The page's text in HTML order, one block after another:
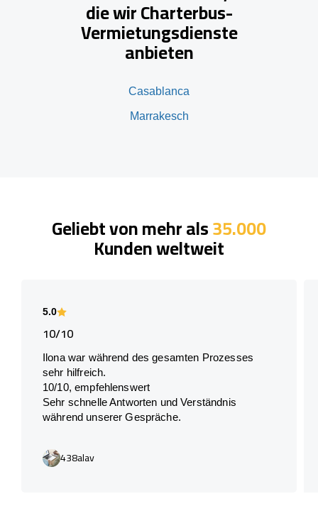
die wir Charterbus-
Vermietungsdienste
anbieten
Casablanca
Marrakesch
Geliebt von mehr als35.000
Kunden weltweit
5.0
10/10
Ilona war während des gesamten Prozesses
sehr hilfreich.
10/10, empfehlenswert
Sehr schnelle Antworten und Verständnis
während unserer Gespräche.
438alav